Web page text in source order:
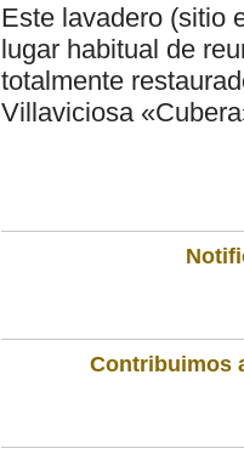
Este lavadero (sitio
lugar habitual de
totalmente
Villaviciosa
Contribuimos